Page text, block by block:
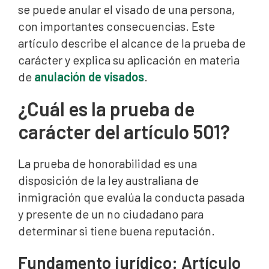
se puede anular el visado de una persona,
con importantes consecuencias. Este
artículo describe el alcance de la prueba de
carácter y explica su aplicación en materia
de anulación de visados.
¿Cuál es la prueba de
carácter del artículo 501?
La prueba de honorabilidad es una
disposición de la ley australiana de
inmigración que evalúa la conducta pasada
y presente de un no ciudadano para
determinar si tiene buena reputación.
Fundamento jurídico: Artículo